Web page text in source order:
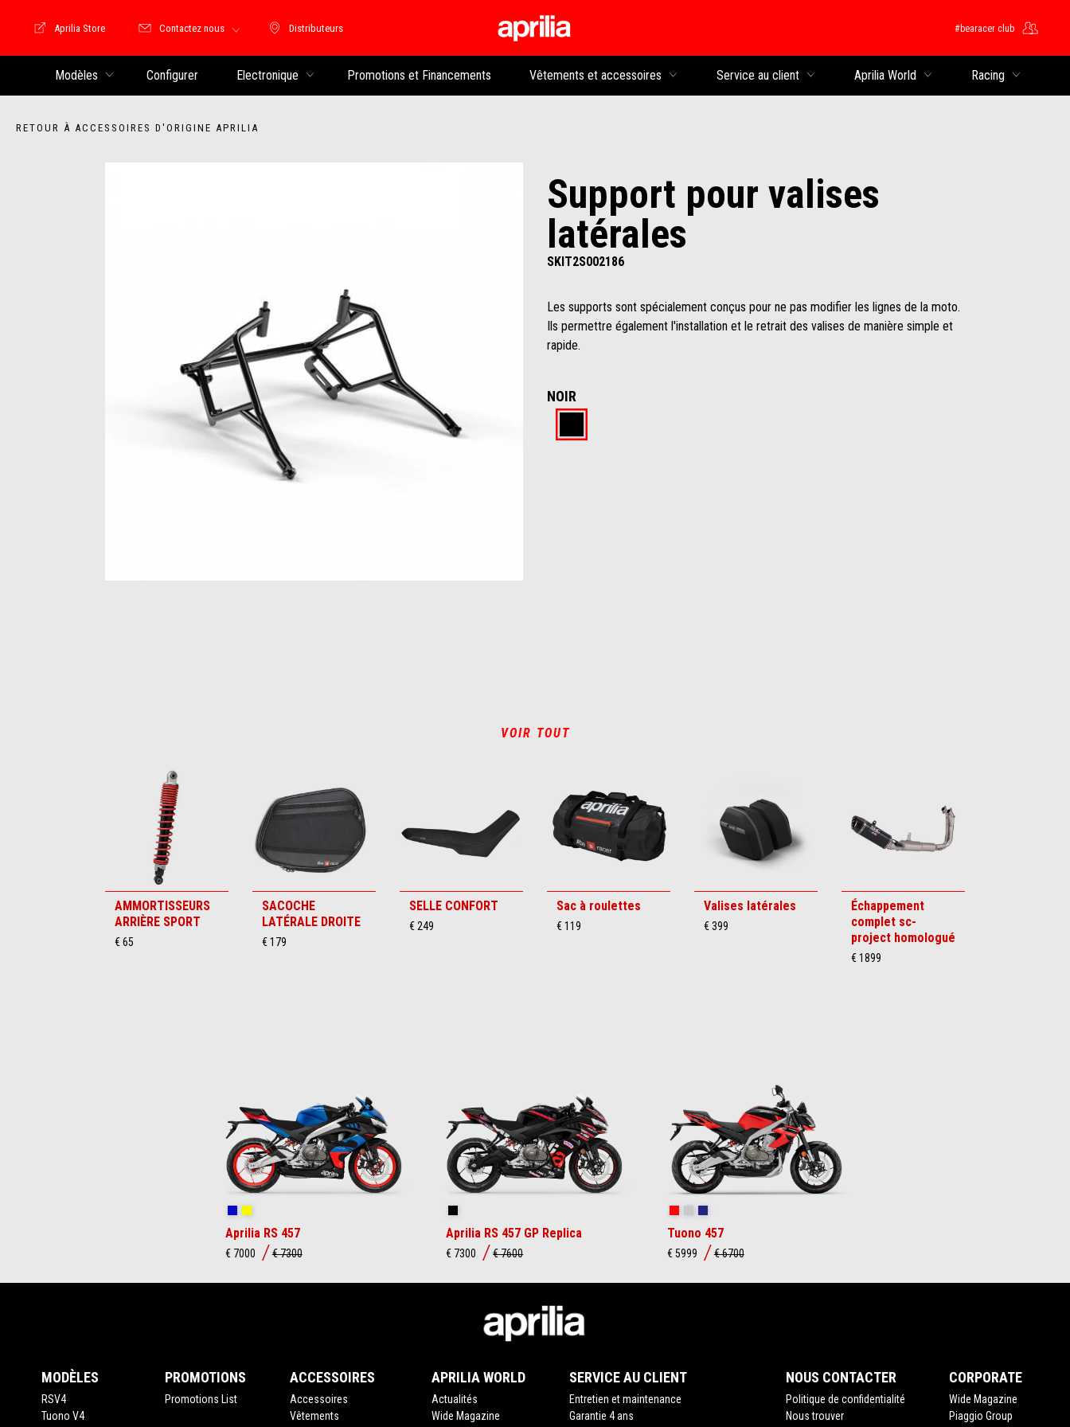
Distributeurs
Distributeurs
Store Motoguzzi
Aprilia Store Contactez nous #bearacer club
Modèles Configurer Electronique Promotions et Financements Vêtements et accessoires Service au client Aprilia World Racing
RETOUR À ACCESSOIRES D'ORIGINE APRILIA
Support pour valises
latérales
SKIT2S002186
Les supports sont spécialement conçus pour ne pas modifier les lignes de la moto.
Ils permettre également l'installation et le retrait des valises de manière simple et
rapide.
NOIR
VOIR TOUT
AMMORTISSEURS
ARRIÈRE SPORT
€ 65
SACOCHE
LATÉRALE DROITE
€ 179
SELLE CONFORT
€ 249
Sac à roulettes
€ 119
Valises latérales
€ 399
Échappement
complet sc-
project homologué
€ 1899
Aprilia RS 457
€ 7000 € 7300
Aprilia RS 457 GP Replica
€ 7300 € 7600
Tuono 457
€ 5999 € 6700
MODÈLES
RSV4
Tuono V4
PROMOTIONS
Promotions List
ACCESSOIRES
Accessoires
Vêtements
APRILIA WORLD
Actualités
Wide Magazine
SERVICE AU CLIENT
Entretien et maintenance
Garantie 4 ans
NOUS CONTACTER
Politique de confidentialité
Nous trouver
CORPORATE
Wide Magazine
Piaggio Group